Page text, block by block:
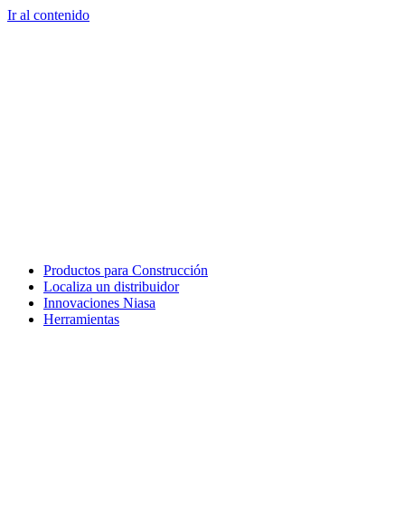
Ir al contenido
Productos para Construcción
Localiza un distribuidor
Innovaciones Niasa
Herramientas